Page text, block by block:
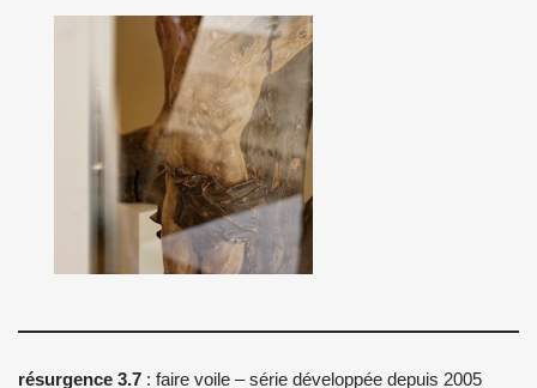
résurgence 3.7 : faire voile – série développée depuis 2005